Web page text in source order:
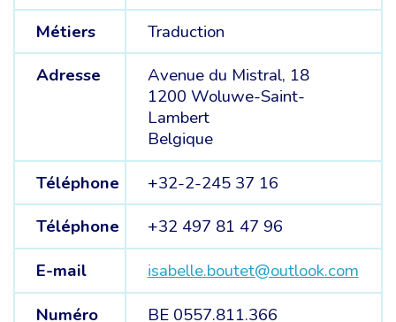
Métiers
Traduction
Adresse
Avenue du Mistral, 18
1200 Woluwe-Saint-
Lambert
Belgique
Téléphone
+32-2-245 37 16
Téléphone
+32 497 81 47 96
E-mail
isabelle.boutet@outlook.com
Numéro
BE 0557.811.366